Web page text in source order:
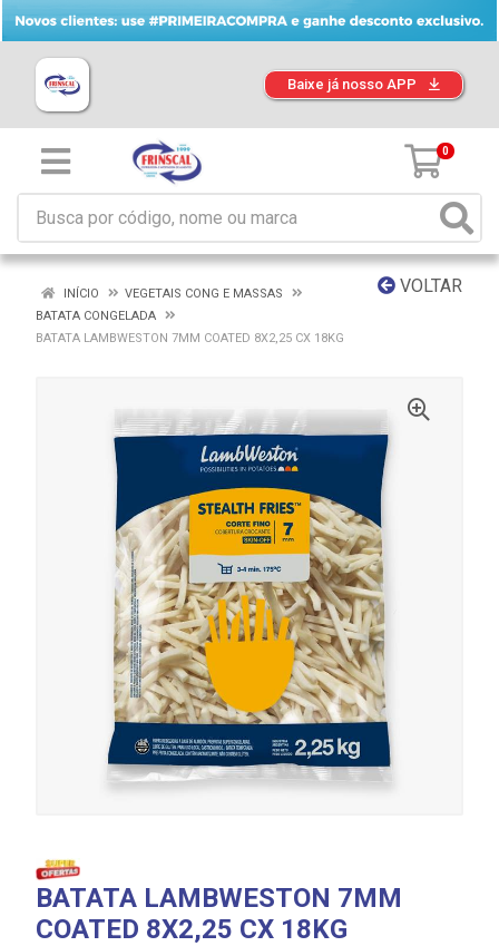
Baixe já nosso APP
0
VOLTAR
INÍCIO
VEGETAIS CONG E MASSAS
BATATA CONGELADA
BATATA LAMBWESTON 7MM COATED 8X2,25 CX 18KG
BATATA LAMBWESTON 7MM
COATED 8X2,25 CX 18KG